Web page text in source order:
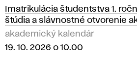
Imatrikulácia študentstva 1.
štúdia a slávnostné otvorenie
akademický kalendár
19. 10. 2026 o 10.00